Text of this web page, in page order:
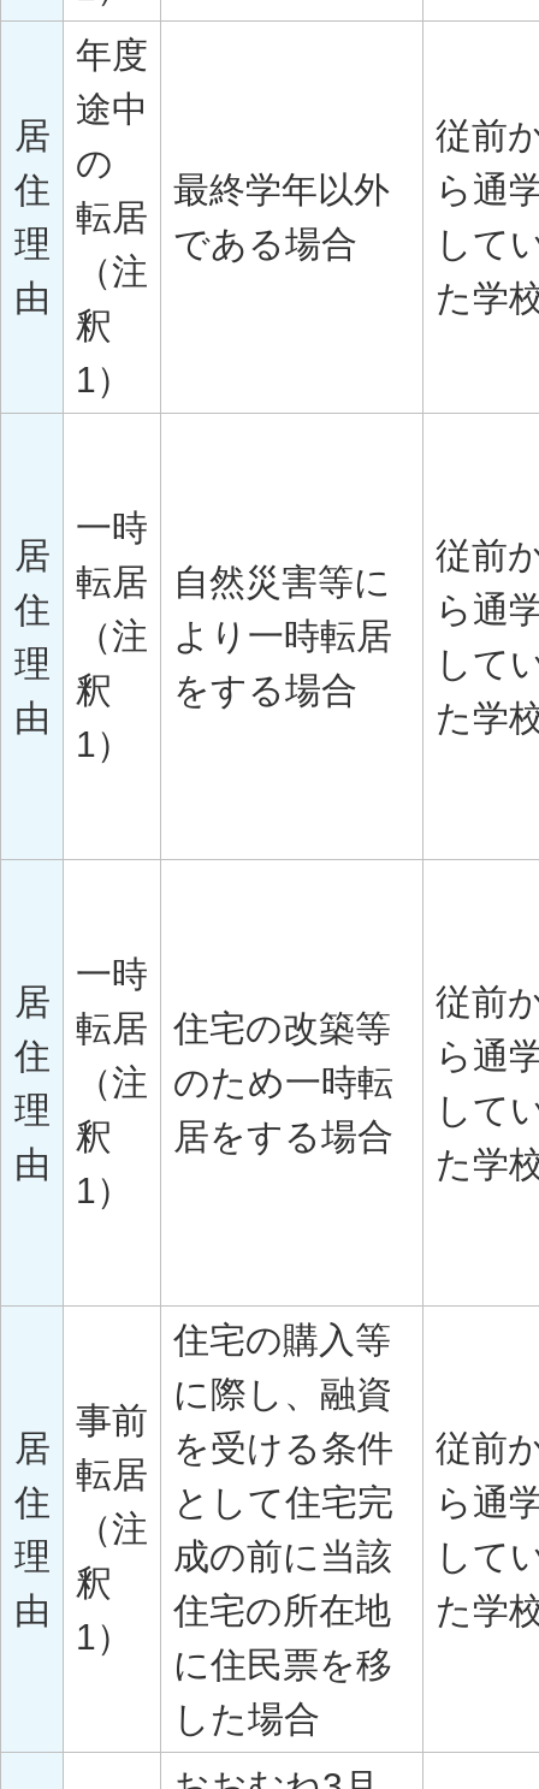
居
住
理
由
年度
途中
の
転居
（注
釈
1）
最終学年以外
である場合
従前
ら通
して
た学
居
住
理
由
一時
転居
（注
釈
1）
自然災害等に
より一時転居
をする場合
従前
ら通
して
た学
居
住
理
由
一時
転居
（注
釈
1）
住宅の改築等
のため一時転
居をする場合
従前
ら通
して
た学
居
住
理
由
事前
転居
（注
釈
1）
住宅の購入等
に際し、融資
を受ける条件
として住宅完
成の前に当該
住宅の所在地
に住民票を移
した場合
従前
ら通
して
た学